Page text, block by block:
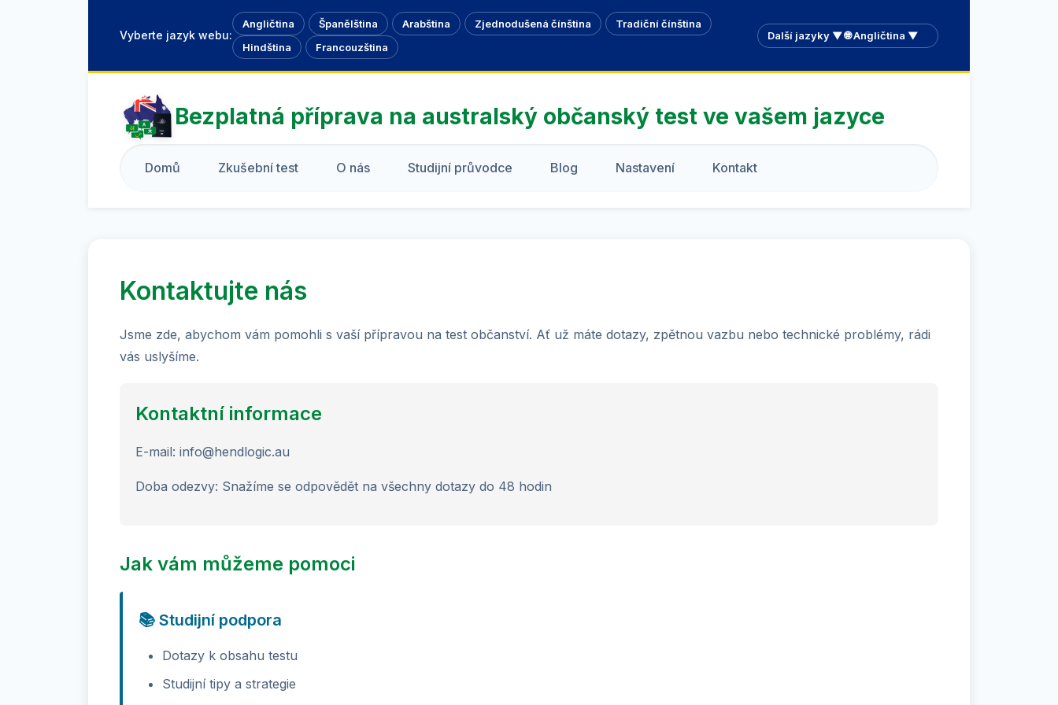
Vyberte jazyk webu:
Angličtina Španělština Arabština Zjednodušená čínština
Tradiční čínština
Hindština
Francouzština
Další jazyky ▼ 🌐 Angličtina ▼
Bezplatná příprava na australský občanský test ve vašem jazyce
Domů Zkušební test O nás Studijní průvodce Blog Nastavení Kontakt
Kontaktujte nás
Jsme zde, abychom vám pomohli s vaší přípravou na test občanství. Ať už máte dotazy, zpětnou vazbu nebo technické problémy, rádi
vás uslyšíme.
Kontaktní informace
E-mail: info@hendlogic.au
Doba odezvy: Snažíme se odpovědět na všechny dotazy do 48 hodin
Jak vám můžeme pomoci
📚 Studijní podpora
Dotazy k obsahu testu
Studijní tipy a strategie